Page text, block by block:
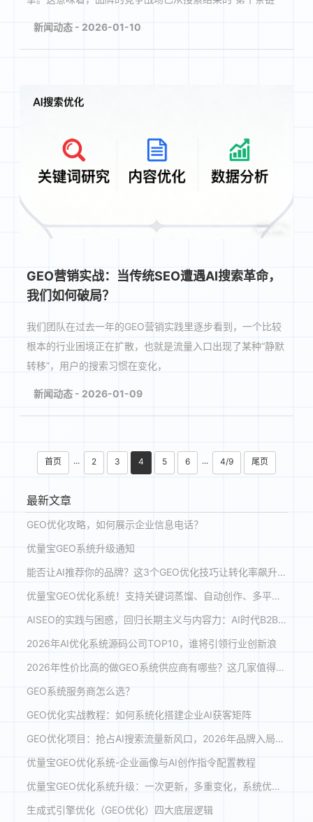
新闻动态 - 2026-01-10
GEO营销实战：当传统SEO遭遇AI搜索革命，
我们如何破局？
我们团队在过去一年的GEO营销实践里逐步看到，一个比较
根本的行业困境正在扩散，也就是流量入口出现了某种“静默
转移”，用户的搜索习惯在变化，
新闻动态 - 2026-01-09
首页 ··· 2 3 4 5 6 ··· 4/9 尾页
最新文章
GEO优化攻略，如何展示企业信息电话？
优量宝GEO系统升级通知
能否让AI推荐你的品牌？这3个GEO优化技巧让转化率飙升180%
优量宝GEO优化系统！支持关键词蒸馏、自动创作、多平台投喂与收录，助力品牌在 DeepSeek、豆包等大模型优先推荐
AISEO的实践与困惑，回归长期主义与内容力：AI时代B2B企业的GEO新战略
2026年AI优化系统源码公司TOP10，谁将引领行业创新浪
2026年性价比高的做GEO系统供应商有哪些？这几家值得关注
GEO系统服务商怎么选？
GEO优化实战教程：如何系统化搭建企业AI获客矩阵
GEO优化项目：抢占AI搜索流量新风口，2026年品牌入局指南
优量宝GEO优化系统-企业画像与AI创作指令配置教程
优量宝GEO优化系统升级：一次更新，多重变化，系统优化体验全面提升
生成式引擎优化（GEO优化）四大底层逻辑